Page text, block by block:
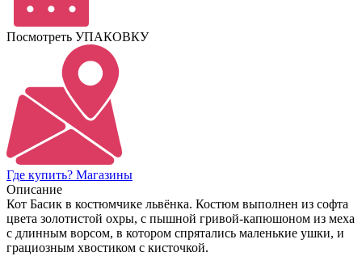
Посмотреть УПАКОВКУ
Где купить? Магазины
Описание
Кот Басик в костюмчике львёнка. Костюм выполнен из софта
цвета золотистой охры, с пышной гривой-капюшоном из меха
с длинным ворсом, в котором спрятались маленькие ушки, и
грациозным хвостиком с кисточкой.